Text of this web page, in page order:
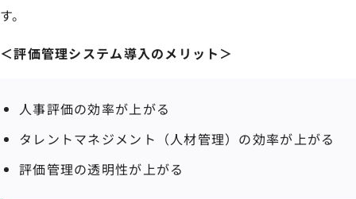
す。
＜評価管理システム導入のメリット＞
人事評価の効率が上がる
タレントマネジメント（人材管理）の効率が上がる
評価管理の透明性が上がる